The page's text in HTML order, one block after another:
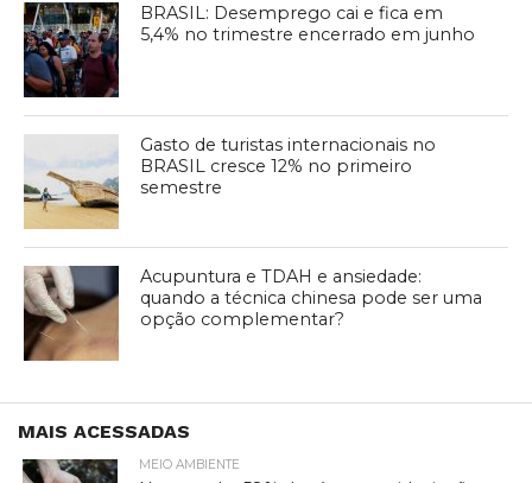
BRASIL: Desemprego cai e fica em
5,4% no trimestre encerrado em junho
Gasto de turistas internacionais no
BRASIL cresce 12% no primeiro
semestre
Acupuntura e TDAH e ansiedade:
quando a técnica chinesa pode ser uma
opção complementar?
MAIS ACESSADAS
MEIO AMBIENTE